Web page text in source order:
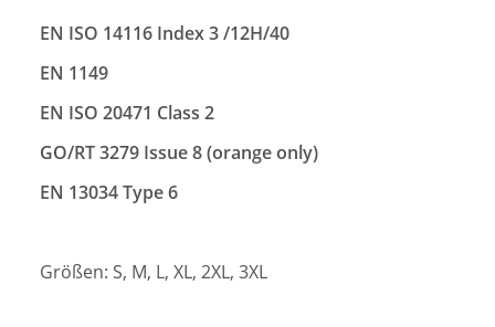
EN ISO 14116 Index 3 /12H/40
EN 1149
EN ISO 20471 Class 2
GO/RT 3279 Issue 8 (orange only)
EN 13034 Type 6
Größen: S, M, L, XL, 2XL, 3XL